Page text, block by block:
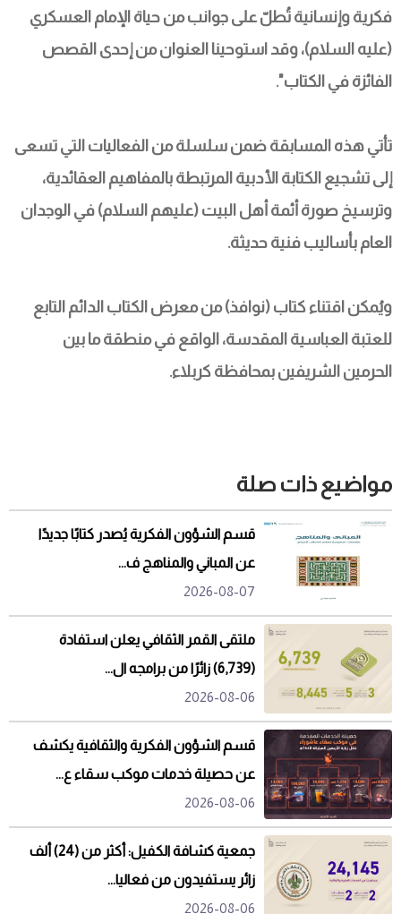
فكرية وإنسانية تُطلّ على جوانب من حياة الإمام العسكري
(عليه السلام)، وقد استوحينا العنوان من إحدى القصص
الفائزة في الكتاب".
تأتي هذه المسابقة ضمن سلسلة من الفعاليات التي تسعى
إلى تشجيع الكتابة الأدبية المرتبطة بالمفاهيم العقائدية،
وترسيخ صورة أئمة أهل البيت (عليهم السلام) في الوجدان
العام بأساليب فنية حديثة.
ويُمكن اقتناء كتاب (نوافذ) من معرض الكتاب الدائم التابع
للعتبة العباسية المقدسة، الواقع في منطقة ما بين
الحرمين الشريفين بمحافظة كربلاء.
مواضيع ذات صلة
قسم الشؤون الفكرية يُصدر كتابًا جديدًا
عن المباني والمناهج ف...
2026-08-07
ملتقى القمر الثقافي يعلن استفادة
(6,739) زائرًا من برامجه ال...
2026-08-06
قسم الشؤون الفكرية والثقافية يكشف
عن حصيلة خدمات موكب سقاء ع...
2026-08-06
جمعية كشافة الكفيل: أكثر من (24) ألف
زائر يستفيدون من فعاليا...
2026-08-06